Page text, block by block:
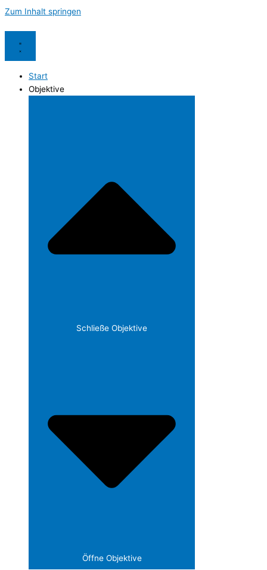
Zum Inhalt springen
Start
Objektive
Schließe Objektive
Öffne Objektive